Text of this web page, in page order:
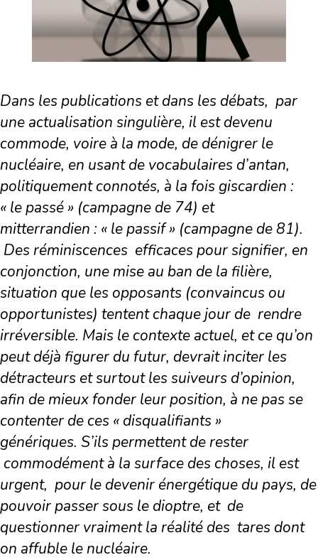
Dans les publications et dans les débats, par
une actualisation singulière, il est devenu
commode, voire à la mode, de dénigrer le
nucléaire, en usant de vocabulaires d’antan,
politiquement connotés, à la fois giscardien :
« le passé » (campagne de 74) et
mitterrandien : « le passif » (campagne de 81).
Des réminiscences efficaces pour signifier, en
conjonction, une mise au ban de la filière,
situation que les opposants (convaincus ou
opportunistes) tentent chaque jour de rendre
irréversible. Mais le contexte actuel, et ce qu’on
peut déjà figurer du futur, devrait inciter les
détracteurs et surtout les suiveurs d’opinion,
afin de mieux fonder leur position, à ne pas se
contenter de ces « disqualifiants »
génériques. S’ils permettent de rester
commodément à la surface des choses, il est
urgent, pour le devenir énergétique du pays, de
pouvoir passer sous le dioptre, et de
questionner vraiment la réalité des tares dont
on affuble le nucléaire.